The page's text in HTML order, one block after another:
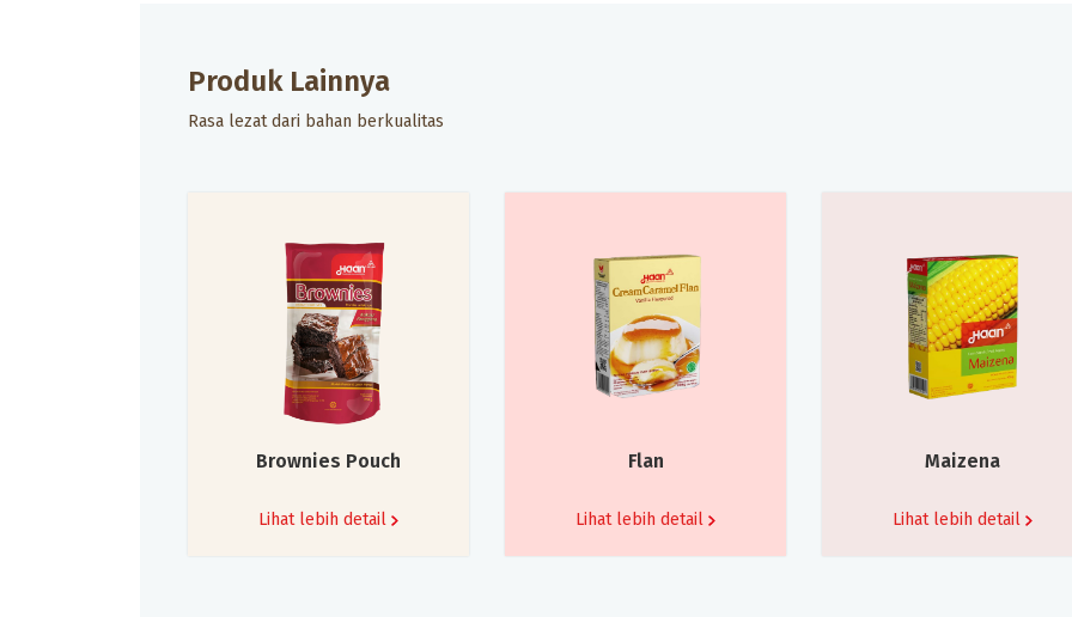
Produk Lainnya
Rasa lezat dari bahan berkualitas
Brownies Pouch
Lihat lebih detail
Flan
Lihat lebih detail
Maizena
Lihat lebih detail